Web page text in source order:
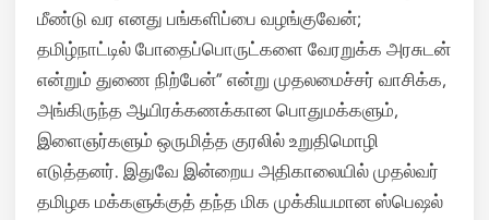
மீண்டு வர எனது பங்களிப்பை வழங்குவேன்;
தமிழ்நாட்டில் போதைப்பொருட்களை வேரறுக்க அரசுடன்
என்றும் துணை நிற்பேன்” என்று முதலமைச்சர் வாசிக்க,
அங்கிருந்த ஆயிரக்கணக்கான பொதுமக்களும்,
இளைஞர்களும் ஒருமித்த குரலில் உறுதிமொழி
எடுத்தனர். இதுவே இன்றைய அதிகாலையில் முதல்வர்
தமிழக மக்களுக்குத் தந்த மிக முக்கியமான ஸ்பெஷல்